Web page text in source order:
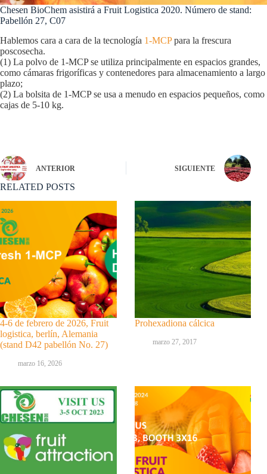
Chesen BioChem asistirá a Fruit Logistica 2020. Número de stand:
Pabellón 27, C07
Hablemos cara a cara de la tecnología 1-MCPpara la frescura
poscosecha.
(1) La polvo de 1-MCP se utiliza principalmente en espacios grandes,
como cámaras frigoríficas y contenedores para almacenamiento a largo
plazo;
(2) La bolsita de 1-MCP se usa a menudo en espacios pequeños, como
cajas de 5-10 kg.
ANTERIOR SIGUIENTE
RELATED POSTS
4-6 de febrero de 2026, Fruit
logistica, berlín, Alemania
(stand D42 pabellón No. 27)
marzo 16, 2026
Prohexadiona cálcica
marzo 27, 2017